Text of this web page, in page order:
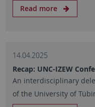
Read more
14.04.2025
Recap: UNC-IZEW
An interdisciplinary
of the University of